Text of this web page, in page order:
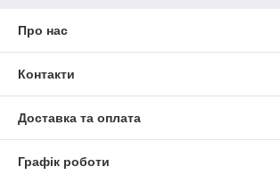
Про нас
Контакти
Доставка та оплата
Графік роботи